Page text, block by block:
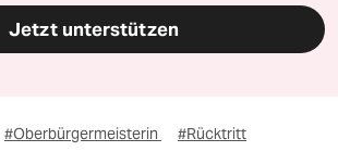
Jetzt unterstützen
#Oberbürgermeisterin #Rücktritt